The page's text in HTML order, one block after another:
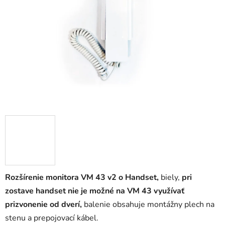
Rozšírenie monitora VM 43 v2 o Handset, biely, pri
zostave handset nie je možné na VM 43 využívať
prizvonenie od dverí, balenie obsahuje montážny plech na
stenu a prepojovací kábel.